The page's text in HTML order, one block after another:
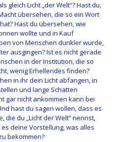
gleich Licht „der Welt“? Hast du,
übersehen, die so ein Wort
Hast du übersehen, wie
wollte und in Kauf
von Menschen dunkler wurde,
ausgingen? Ist es nicht gerade
in der Institution, die so
wenig Erhellendes finden?
in ihr dein Licht abfangen, in
und lange Schatten
gar nicht ankommen kann bei
hast du sagen wollen, dass es
die du „Licht der Welt“ nennst,
deine Vorstellung, was alles
bekommen?